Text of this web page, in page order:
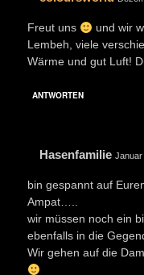
Freut uns
und wir
Lembeh, viele
Wärme und gut Luft!
ANTWORTEN
Hasenfamilie Januar
bin gespannt auf
Ampat…..
wir müssen noch ein
ebenfalls in die
Wir gehen auf die